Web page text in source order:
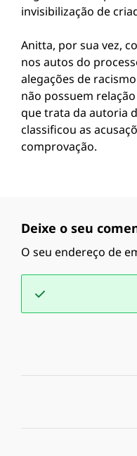
invisibilização de
Anitta, por sua vez,
nos autos do
alegações de
não possuem
que trata da autoria
classificou as
comprovação.
Deixe o seu
O seu endereço de